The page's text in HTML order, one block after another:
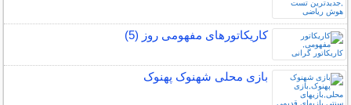
کاریکاتورهای مفهومی روز (5)
بازی محلی شهنوک پهنوک